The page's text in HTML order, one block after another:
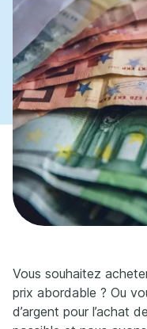
Vous souhaitez
prix abordable ? Ou
d’argent pour l’achat